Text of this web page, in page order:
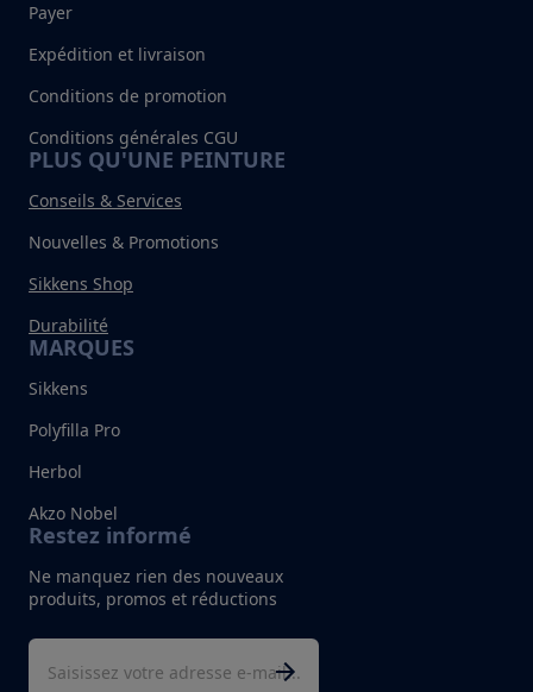
Payer
Expédition et livraison
Conditions de promotion
Conditions générales CGU
PLUS QU'UNE PEINTURE
Conseils & Services
Nouvelles & Promotions
Sikkens Shop
Durabilité
MARQUES
Sikkens
Polyfilla Pro
Herbol
Akzo Nobel
Restez informé
Ne manquez rien des nouveaux
produits, promos et réductions
Adresse mail